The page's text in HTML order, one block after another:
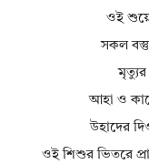
ওই শুয়ে
সকল
মৃত্যুর
আহা ও
উহাদের
ওই শিশুর ভিতরে